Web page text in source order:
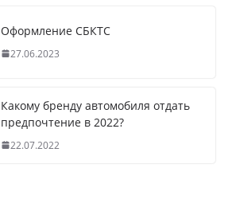
Оформление СБКТС
27.06.2023
Какому бренду автомобиля отдать
предпочтение в 2022?
22.07.2022